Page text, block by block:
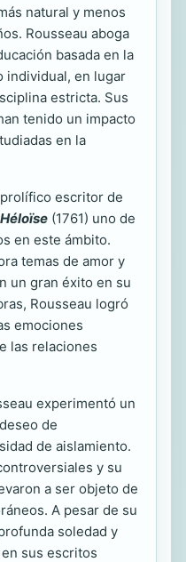
natural y menos
Rousseau aboga
basada en la
individual, en lugar
estricta. Sus
tenido un impacto
en la
escritor de
(1761) uno de
en este ámbito.
temas de amor y
un gran éxito en su
Rousseau logró
emociones
las relaciones
experimentó un
de
de aislamiento.
y su
a ser objeto de
A pesar de su
soledad y
sus escritos